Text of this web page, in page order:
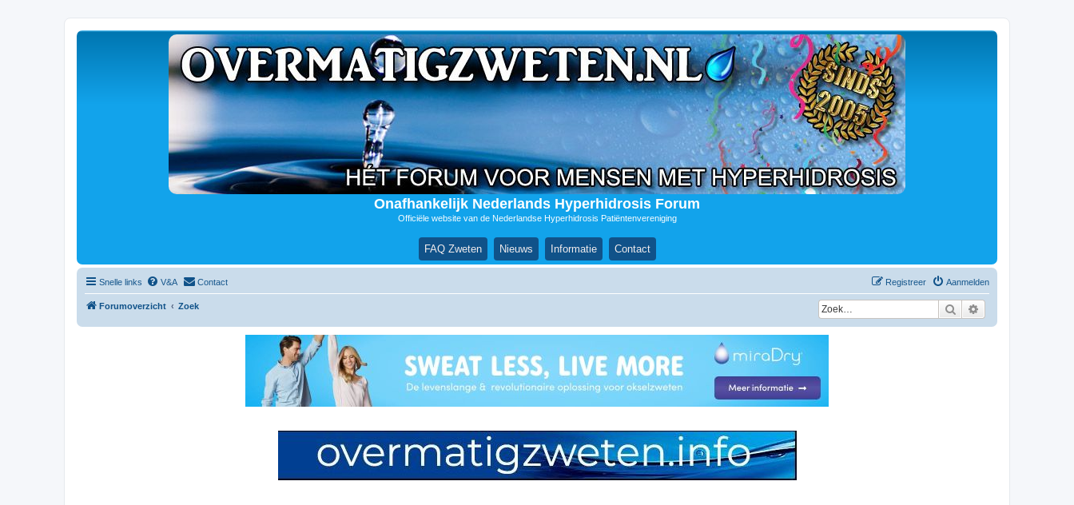
Onafhankelijk Nederlands Hyperhidrosis Forum
Officiële website van de Nederlandse Hyperhidrosis Patiëntenvereniging
FAQ Zweten Nieuws Informatie Contact
Snelle links V&A Contact Aanmelden
Registreer
Forumoverzicht Zoek Zoek